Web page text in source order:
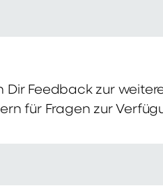
Dir Feedback zur
für Fragen zur